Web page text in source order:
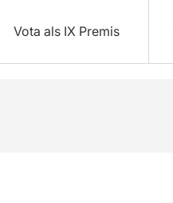
Vota als IX Premis